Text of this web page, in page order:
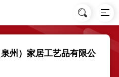
州）家居工艺品有限公